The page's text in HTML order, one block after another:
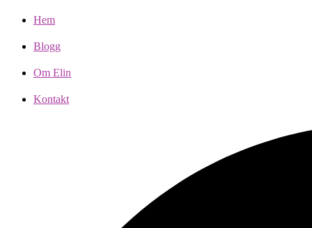
Hem
Blogg
Om Elin
Kontakt